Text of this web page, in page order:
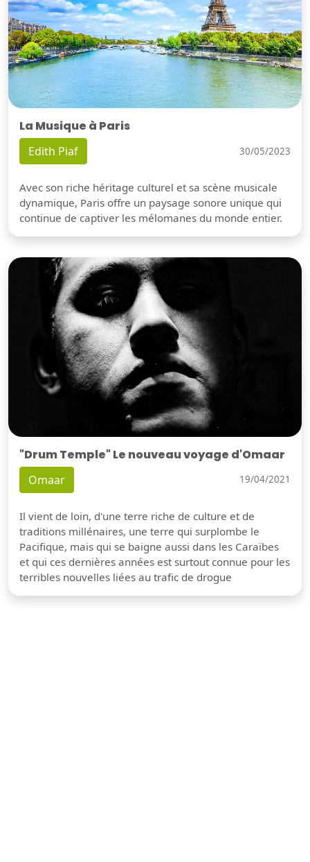
La Musique à Paris
Edith Piaf 30/05/2023
Avec son riche héritage culturel et sa scène musicale
dynamique, Paris offre un paysage sonore unique qui
continue de captiver les mélomanes du monde entier.
"Drum Temple" Le nouveau voyage d'Omaar
Omaar 19/04/2021
Il vient de loin, d'une terre riche de culture et de
traditions millénaires, une terre qui surplombe le
Pacifique, mais qui se baigne aussi dans les Caraïbes
et qui ces dernières années est surtout connue pour les
terribles nouvelles liées au trafic de drogue